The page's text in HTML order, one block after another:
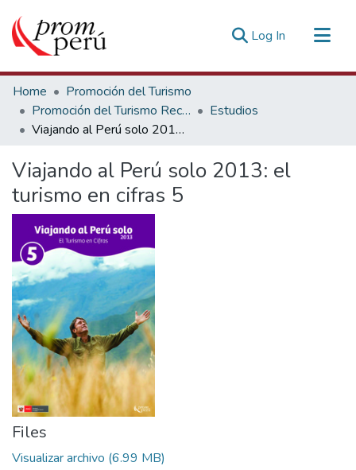
Log In (current)
Communities & Collections
All of DSpace
Statistics
Home
Promoción del Turismo
Promoción del Turismo Receptivo
Estudios
Viajando al Perú solo 2013: el turismo en cifras 5
Viajando al Perú solo 2013: el
turismo en cifras 5
Files
Visualizar archivo (6.99 MB)